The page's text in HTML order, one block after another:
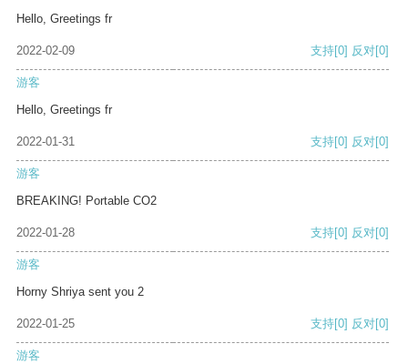
Hello, Greetings fr
2022-02-09 支持[0] 反对[0]
游客
Hello, Greetings fr
2022-01-31 支持[0] 反对[0]
游客
BREAKING! Portable CO2
2022-01-28 支持[0] 反对[0]
游客
Horny Shriya sent you 2
2022-01-25 支持[0] 反对[0]
游客